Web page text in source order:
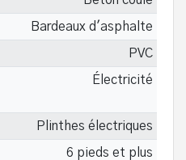
Bardeaux d'asphalte
PVC
Électricité
Plinthes électriques
6 pieds et plus